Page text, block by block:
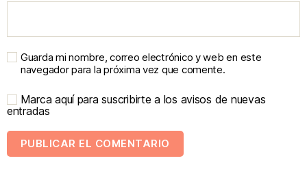
Guarda mi nombre, correo electrónico y web en este
navegador para la próxima vez que comente.
Marca aquí para suscribirte a los avisos de nuevas
entradas